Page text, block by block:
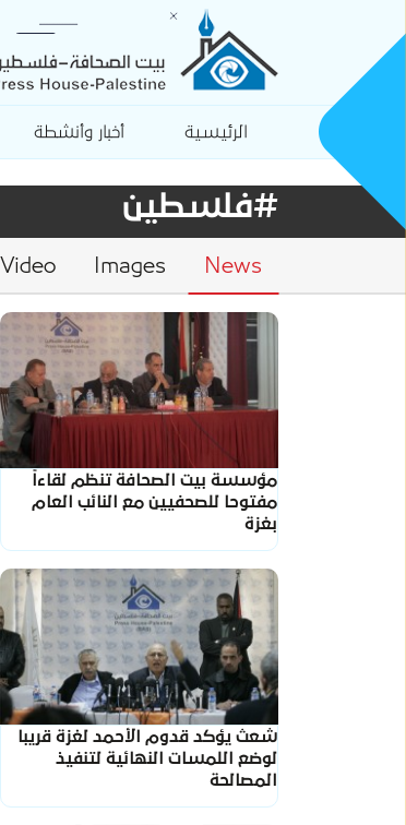
الرئيسية أخبار وأنشطة
#فلسطين
News
Images
Video
مؤسسة بيت الصحافة تنظم لقاءاً
مفتوحا للصحفيين مع النائب العام
بغزة
شعث يؤكد قدوم الأحمد لغزة قريبا
لوضع اللمسات النهائية لتنفيذ
المصالحة